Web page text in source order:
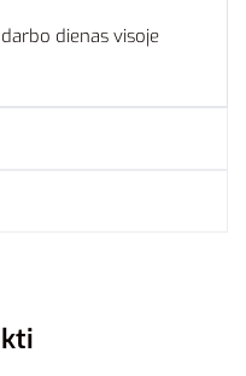
dienas visoje